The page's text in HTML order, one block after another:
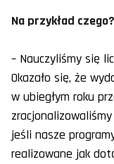
Na przykład czego?
– Nauczyliśmy się
Okazało się, że
w ubiegłym roku
jeśli nasze
realizowane jak